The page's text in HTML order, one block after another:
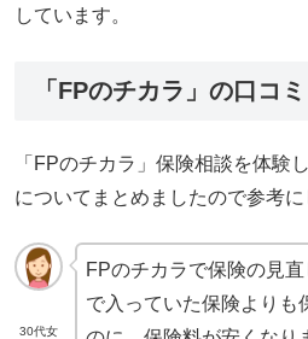
しています。
「FPのチカラ」の口コ
「FPのチカラ」保険相談を体験
についてまとめましたので参考に
30代女
FPのチカラで保険の見
で入っていた保険よりも